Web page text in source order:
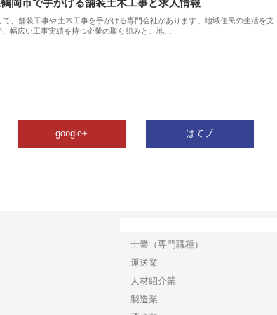
岡市で手がける舗装土木工事と求人情報
、舗装工事や土木工事を手がける専門会社があります。地域住民の生活を支
幅広い工事実績を持つ企業の取り組みと、地…
google+ はてブ
士業（専門職種）
運送業
人材紹介業
製造業